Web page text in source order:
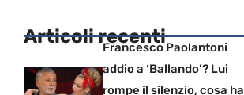
Articoli recentiFrancesco Paolantoni
addio a ‘Ballando’? Lui
rompe il silenzio, cosa ha